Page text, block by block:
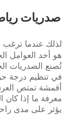
صدريات
لذلك عندما ترغب
هو أحد العوامل
تُصنع الصدريات
في تنظيم درجة
أقمشة تمتص
معرفة ما إذا
يؤثر على مدى